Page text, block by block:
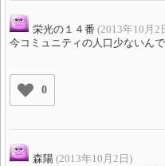
栄光の１４番 (2013年10月2
今コミュニティの人口少ないん
0
森陽 (2013年10月2日)